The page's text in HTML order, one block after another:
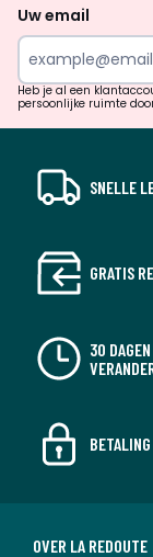
Uw email
Heb je al een
persoonlijke ruimte
SNELLE
GRATIS
30
OVER LA REDOUTE